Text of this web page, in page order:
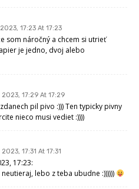
17:23 At 17:23
som náročný a chcem si utrieť
je jedno, dvoj alebo
17:29 At 17:29
pil pivo :))) Ten typicky pivny
nieco musi vediet :))))
17:31 At 17:31
17:23:
lebo z teba ubudne :))))))